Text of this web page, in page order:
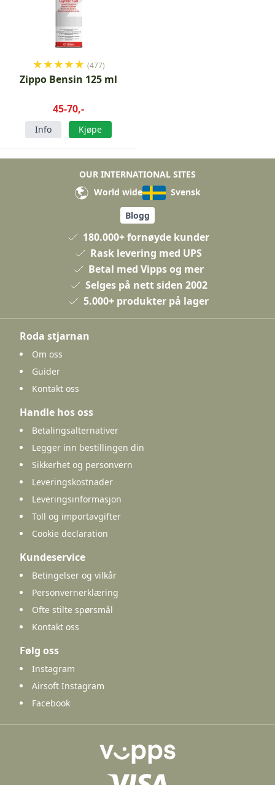
★★★★★ (477)
Zippo Bensin 125 ml
45-70,-
Info Kjøpe
OUR INTERNATIONAL SITES
World wide
Svensk
Blogg
180.000+ fornøyde kunder
Rask levering med UPS
Betal med Vipps og mer
Selges på nett siden 2002
5.000+ produkter på lager
Roda stjarnan
Om oss
Guider
Kontakt oss
Handle hos oss
Betalingsalternativer
Legger inn bestillingen din
Sikkerhet og personvern
Leveringskostnader
Leveringsinformasjon
Toll og importavgifter
Cookie declaration
Kundeservice
Betingelser og vilkår
Personvernerklæring
Ofte stilte spørsmål
Kontakt oss
Følg oss
Instagram
Airsoft Instagram
Facebook